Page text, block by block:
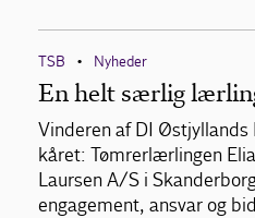
TSB • Nyheder
En helt særlig
Vinderen af DI
kåret: Tømrerlærlingen
Laursen A/S i
engagement, ansvar og